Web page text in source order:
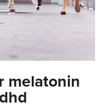
melatonin